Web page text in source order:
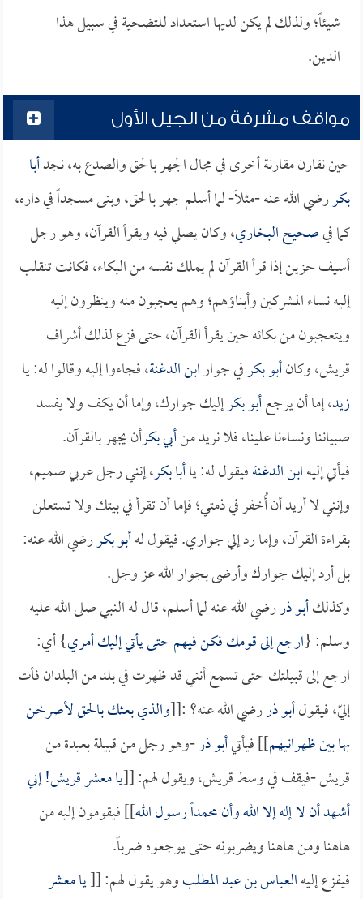
شيئاً؛ ولذلك لم يكن لديها استعداد للتضحية في سبيل هذا
الدين.
مواقف مشرفة من الجيل الأول
حين نقارن مقارنة أخرى في مجال الجهر بالحق والصدع به، نجدأبا
بكررضي الله عنه -مثلاً- لما أسلم جهر بالحق، وبنى مسجداً في داره،
كما فيصحيح البخاري، وكان يصلي فيه ويقرأ القرآن، وهو رجل
أسيف حزين إذا قرأ القرآن لم يملك نفسه من البكاء، فكانت تنقلب
إليه نساء المشركين وأبناؤهم؛ وهم يعجبون منه وينظرون إليه
ويتعجبون من بكائه حين يقرأ القرآن، حتى فزع لذلك أشراف
قريش، وكانأبو بكرفي جوارابن الدغنة، فجاءوا إليه وقالوا له: يا
زيد، إما أن يرجعأبو بكرإليك جوارك، وإما أن يكف ولا يفسد
صبياننا ونساءنا علينا، فلا نريد منأبي بكرأن يجهر بالقرآن.
فيأتي إليهابن الدغنةفيقول له: ياأبا بكر، إنني رجل عربي صميم،
وإنني لا أريد أن أُخفر في ذمتي؛ فإما أن تقرأ في بيتك ولا تستعلن
بقراءة القرآن، وإما رد إلي جواري. فيقول لهأبو بكررضي الله عنه:
بل أرد إليك جوارك وأرضى بجوار الله عز وجل.
وكذلكأبو ذررضي الله عنه لما أسلم، قال له النبي صلى الله عليه
وسلم: {ارجع إلى قومك فكن فيهم حتى يأتي إليك أمري} أي:
ارجع إلى قبيلتك حتى تسمع أنني قد ظهرت في بلد من البلدان فأت
إليّ، فيقولأبو ذررضي الله عنه؟ :[[والذي بعثك بالحق لأصرخن
بها بين ظهرانيهم]] فيأتيأبو ذر-وهو رجل من قبيلة بعيدة من
قريش -فيقف في وسط قريش، ويقول لهم: [[يا معشر قريش! إني
أشهد أن لا إله إلا الله وأن محمداً رسول الله]] فيقومون إليه من
هاهنا ومن هاهنا ويضربونه حتى يوجعوه ضرباً.
فيفزع إليهالعباس بن عبد المطلبوهو يقول لهم: [[يا معشر